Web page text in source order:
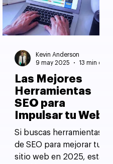
Las Mejores
Herramientas
SEO para
Impulsar tu Web
Si buscas herramientas
de SEO para mejorar tu
sitio web en 2025, estás
Kevin Anderson
9 may 2025